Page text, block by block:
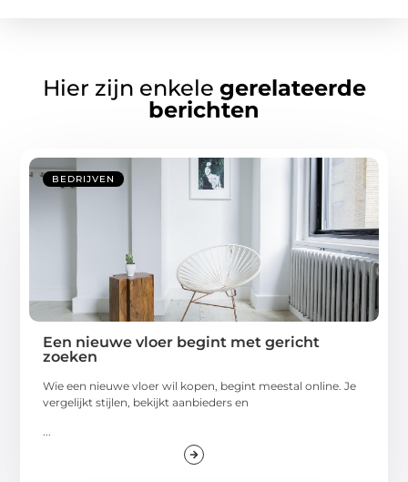
Hier zijn enkele gerelateerde
berichten
BEDRIJVEN
Een nieuwe vloer begint met gericht
zoeken
Wie een nieuwe vloer wil kopen, begint meestal online. Je
vergelijkt stijlen, bekijkt aanbieders en
...